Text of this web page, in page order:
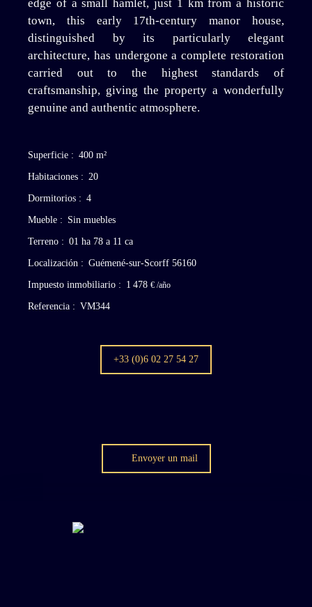
edge of a small hamlet, just 1 km from a historic
town, this early 17th-century manor house,
distinguished by its particularly elegant
architecture, has undergone a complete restoration
carried out to the highest standards of
craftsmanship, giving the property a wonderfully
genuine and authentic atmosphere.
Superficie : 400 m²
Habitaciones : 20
Dormitorios : 4
Mueble : Sin muebles
Terreno : 01 ha 78 a 11 ca
Localización : Guémené-sur-Scorff 56160
Impuesto inmobiliario : 1 478 € /año
Referencia : VM344
+33 (0)6 02 27 54 27
Envoyer un mail